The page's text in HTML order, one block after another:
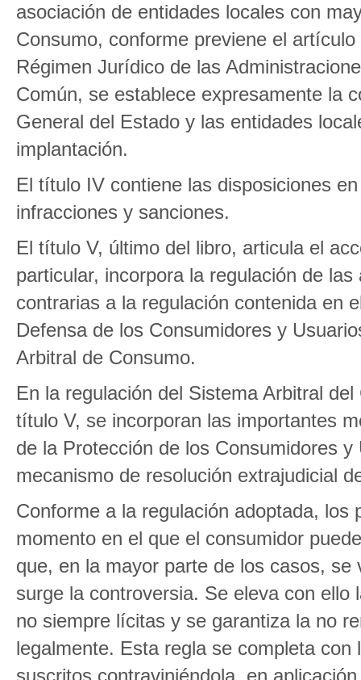
asociación de entidades locales con
Consumo, conforme previene el
Régimen Jurídico de las
Común, se establece expresamente la
General del Estado y las entidades
implantación.
El título IV contiene las disposiciones
infracciones y sanciones.
El título V, último del libro, articula el
particular, incorpora la regulación de
contrarias a la regulación contenida en
Defensa de los Consumidores y
Arbitral de Consumo.
En la regulación del Sistema Arbitral
título V, se incorporan las importantes
de la Protección de los Consumidores
mecanismo de resolución extrajudicial
Conforme a la regulación adoptada,
momento en el que el consumidor
que, en la mayor parte de los casos,
surge la controversia. Se eleva con
no siempre lícitas y se garantiza la no
legalmente. Esta regla se completa
suscritos contraviniéndola, en